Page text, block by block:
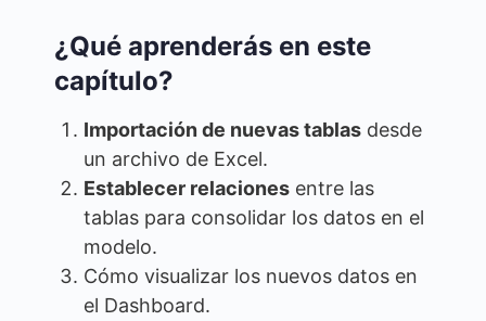
¿Qué aprenderás en este
capítulo?
Importación de nuevas tablas desde
un archivo de Excel.
Establecer relaciones entre las
tablas para consolidar los datos en el
modelo.
Cómo visualizar los nuevos datos en
el Dashboard.